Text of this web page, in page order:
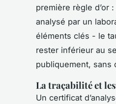
première règle d’or :
analysé par un
éléments clés - le
rester inférieur au
publiquement, sans
La traçabilité et
Un certificat